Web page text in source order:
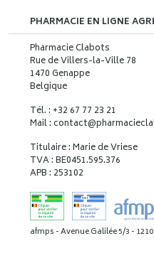
PHARMACIE EN LIGNE
Pharmacie Clabots
Rue de Villers-la-Ville 78
1470 Genappe
Belgique
Tél. : +32 67 77 23 21
Mail : contact@
Titulaire : Marie de Vriese
TVA : BE0451.595.376
APB : 253102
afmps - Avenue Galilée 5/3 -